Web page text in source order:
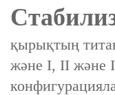
қырықтың
және I, II және